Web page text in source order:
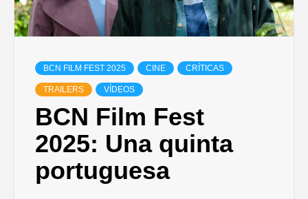
BCN FILM FEST 2025 CINE CRÍTICAS
TRAILERS VÍDEOS
BCN Film Fest
2025: Una quinta
portuguesa